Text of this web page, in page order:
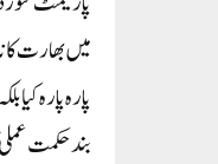
میں بھارت
پارہ پارہ
بند حکمت